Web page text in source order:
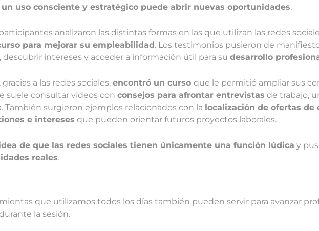
uso consciente y estratégico puede abrir nuevas oportunidades.
analizaron las distintas formas en las que utilizan las redes
para mejorar su empleabilidad. Los testimonios pusieron de
intereses y acceder a información útil para su desarrollo
a las redes sociales, encontró un curso que le permitió ampliar sus
suele consultar vídeos con consejos para afrontar entrevistas de trabajo,
También surgieron ejemplos relacionados con la localización de ofertas de
e intereses que pueden orientar futuros proyectos laborales.
de que las redes sociales tienen únicamente una función lúdica y
reales.
que utilizamos todos los días también pueden servir para avanzar
la sesión.